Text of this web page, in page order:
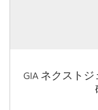
GIA ネクスト